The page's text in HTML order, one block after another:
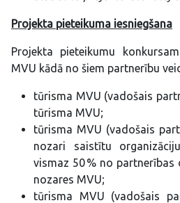
Projekta pieteikuma iesniegšana
Projekta pieteikumu
MVU kādā no šiem partnerību
tūrisma MVU (vadošais
tūrisma MVU;
tūrisma MVU (vadošais
nozari saistītu
vismaz 50 % no
nozares MVU;
tūrisma MVU (vadošais